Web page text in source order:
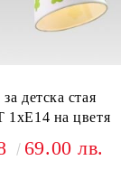
детска стая
1хЕ14 на цветя
69.00 лв.